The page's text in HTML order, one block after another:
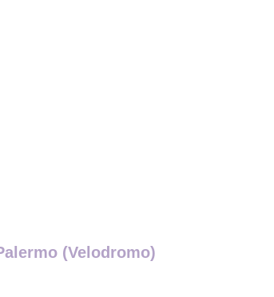
(Velodromo)